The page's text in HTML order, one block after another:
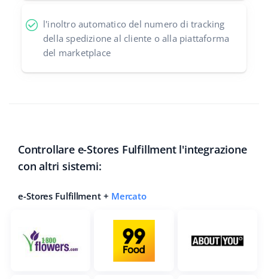
l'inoltro automatico del numero di tracking
della spedizione al cliente o alla piattaforma
del marketplace
Controllare e-Stores Fulfillment l'integrazione
con altri sistemi:
e-Stores Fulfillment + Mercato